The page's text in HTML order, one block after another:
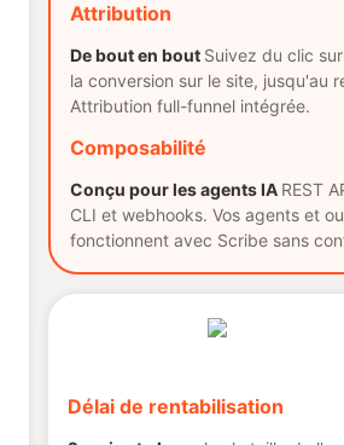
Attribution
De bout en bout Suivez du clic
la conversion sur le site, jusqu'au
Attribution full-funnel intégrée.
Composabilité
Conçu pour les agents IA REST
CLI et webhooks. Vos agents et
fonctionnent avec Scribe sans
Délai de rentabilisation